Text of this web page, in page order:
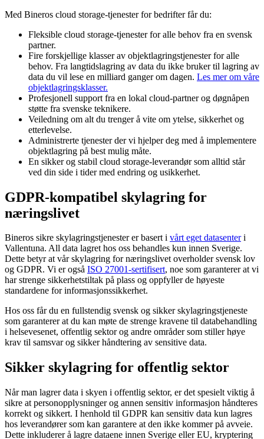
Med Bineros cloud storage-tjenester for bedrifter får du:
Fleksible cloud storage-tjenester for alle behov fra en svensk
partner.
Fire forskjellige klasser av objektlagringstjenester for alle
behov. Fra langtidslagring av data du ikke bruker til lagring av
data du vil lese en milliard ganger om dagen. Les mer om våre
objektlagringsklasser.
Profesjonell support fra en lokal cloud-partner og døgnåpen
støtte fra svenske teknikere.
Veiledning om alt du trenger å vite om ytelse, sikkerhet og
etterlevelse.
Administrerte tjenester der vi hjelper deg med å implementere
objektlagring på best mulig måte.
En sikker og stabil cloud storage-leverandør som alltid står
ved din side i tider med endring og usikkerhet.
GDPR-kompatibel skylagring for
næringslivet
Bineros sikre skylagringstjenester er basert i vårt eget datasenteri
Vallentuna. All data lagret hos oss behandles kun innen Sverige.
Dette betyr at vår skylagring for næringslivet overholder svensk lov
og GDPR. Vi er også ISO 27001-sertifisert, noe som garanterer at vi
har strenge sikkerhetstiltak på plass og oppfyller de høyeste
standardene for informasjonssikkerhet.
Hos oss får du en fullstendig svensk og sikker skylagringstjeneste
som garanterer at du kan møte de strenge kravene til databehandling
i helsevesenet, offentlig sektor og andre områder som stiller høye
krav til samsvar og sikker håndtering av sensitive data.
Sikker skylagring for offentlig sektor
Når man lagrer data i skyen i offentlig sektor, er det spesielt viktig å
sikre at personopplysninger og annen sensitiv informasjon håndteres
korrekt og sikkert. I henhold til GDPR kan sensitiv data kun lagres
hos leverandører som kan garantere at den ikke kommer på avveie.
Dette inkluderer å lagre dataene innen Sverige eller EU, kryptering